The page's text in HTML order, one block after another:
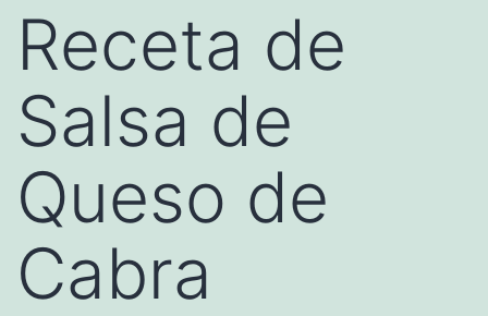
Receta de
Salsa de
Queso de
Cabra